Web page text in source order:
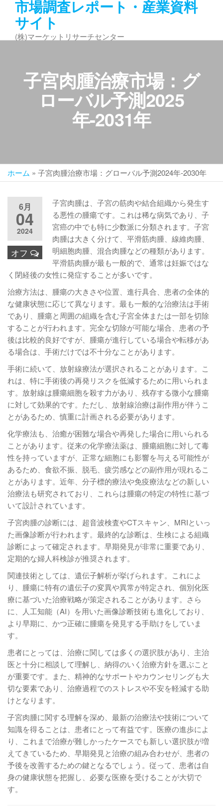
ン
市場調査レポート・産業資料
サイト
(株)マーケットリサーチセンター
子宮肉腫治療市場：グ
ローバル予測2025
年-2031年
ホーム » 子宮肉腫治療市場：グローバル予測2024年-2030年
6月
04
2024
オフ
子宮肉腫は、子宮の筋肉や結合組織から発生す
る悪性の腫瘍です。これは稀な病気であり、子
宮癌の中でも特に少数派に分類されます。子宮
肉腫は大きく分けて、平滑筋肉腫、線維肉腫、
明細胞肉腫、混合肉腫などの種類があります。
平滑筋肉腫が最も一般的で、通常は妊娠ではな
く閉経後の女性に発症することが多いです。
治療方法は、腫瘍の大きさや位置、進行具合、患者の全体的
な健康状態に応じて異なります。最も一般的な治療法は手術
であり、腫瘍と周囲の組織を含む子宮全体または一部を切除
することが行われます。完全な切除が可能な場合、患者の予
後は比較的良好ですが、腫瘍が進行している場合や転移があ
る場合は、手術だけでは不十分なことがあります。
手術に続いて、放射線療法が選択されることがあります。こ
れは、特に手術後の再発リスクを低減するために用いられま
す。放射線は腫瘍細胞を殺す力があり、残存する微小な腫瘍
に対して効果的です。ただし、放射線治療は副作用が伴うこ
とがあるため、慎重に計画される必要があります。
化学療法も、治癒が困難な場合や再発した場合に用いられる
ことがあります。従来の化学療法薬は、腫瘍細胞に対して毒
性を持っていますが、正常な細胞にも影響を与える可能性が
あるため、食欲不振、脱毛、疲労感などの副作用が現れるこ
とがあります。近年、分子標的療法や免疫療法などの新しい
治療法も研究されており、これらは腫瘍の特定の特性に基づ
いて設計されています。
子宮肉腫の診断には、超音波検査やCTスキャン、MRIといっ
た画像診断が行われます。最終的な診断は、生検による組織
診断によって確定されます。早期発見が非常に重要であり、
定期的な婦人科検診が推奨されます。
関連技術としては、遺伝子解析が挙げられます。これによ
り、腫瘍に特有の遺伝子の変異や異常が特定され、個別化医
療に基づいた治療戦略が策定されることがあります。さら
に、人工知能（AI）を用いた画像診断技術も進化しており、
より早期に、かつ正確に腫瘍を発見する手助けをしていま
す。
患者にとっては、治療に関しては多くの選択肢があり、主治
医と十分に相談して理解し、納得のいく治療方針を選ぶこと
が重要です。また、精神的なサポートやカウンセリングも大
切な要素であり、治療過程でのストレスや不安を軽減する助
けとなります。
子宮肉腫に関する理解を深め、最新の治療法や技術について
知識を得ることは、患者にとって有益です。医療の進歩によ
り、これまで治療が難しかったケースでも新しい選択肢が増
えてきているため、早期発見と治療の組み合わせが、患者の
予後を改善するための鍵となるでしょう。従って、患者は自
身の健康状態を把握し、必要な医療を受けることが大切で
す。